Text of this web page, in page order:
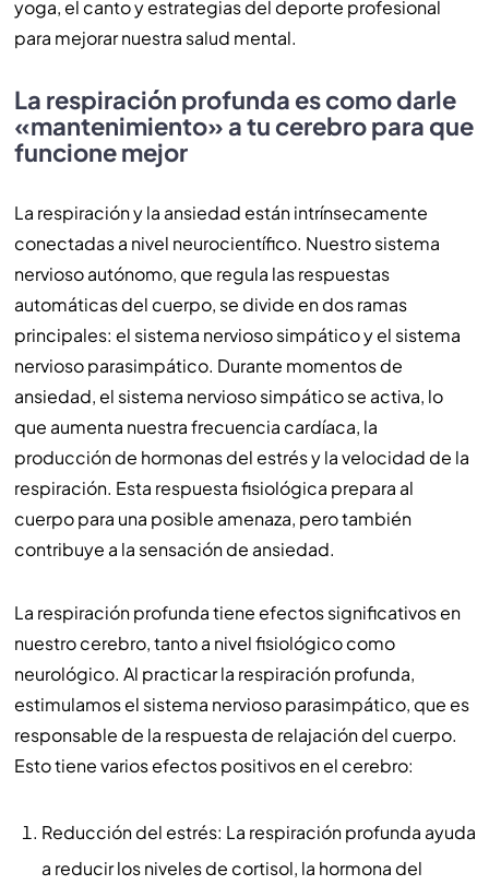
yoga, el canto y estrategias del deporte profesional
para mejorar nuestra salud mental.
La respiración profunda es como darle
«mantenimiento» a tu cerebro para que
funcione mejor
La respiración y la ansiedad están intrínsecamente
conectadas a nivel neurocientífico. Nuestro sistema
nervioso autónomo, que regula las respuestas
automáticas del cuerpo, se divide en dos ramas
principales: el sistema nervioso simpático y el sistema
nervioso parasimpático. Durante momentos de
ansiedad, el sistema nervioso simpático se activa, lo
que aumenta nuestra frecuencia cardíaca, la
producción de hormonas del estrés y la velocidad de la
respiración. Esta respuesta fisiológica prepara al
cuerpo para una posible amenaza, pero también
contribuye a la sensación de ansiedad.
La respiración profunda tiene efectos significativos en
nuestro cerebro, tanto a nivel fisiológico como
neurológico. Al practicar la respiración profunda,
estimulamos el sistema nervioso parasimpático, que es
responsable de la respuesta de relajación del cuerpo.
Esto tiene varios efectos positivos en el cerebro:
Reducción del estrés: La respiración profunda ayuda
a reducir los niveles de cortisol, la hormona del